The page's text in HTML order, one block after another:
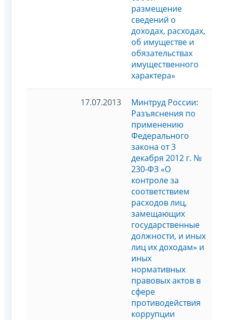
размещение
сведений о
доходах, расходах,
об имуществе и
обязательствах
имущественного
характера»
17.07.2013
Минтруд России:
Разъяснения по
применению
Федерального
закона от 3
декабря 2012 г. №
230-ФЗ «О
контроле за
соответствием
расходов лиц,
замещающих
государственные
должности, и иных
лиц их доходам» и
иных
нормативных
правовых актов в
сфере
противодействия
коррупции